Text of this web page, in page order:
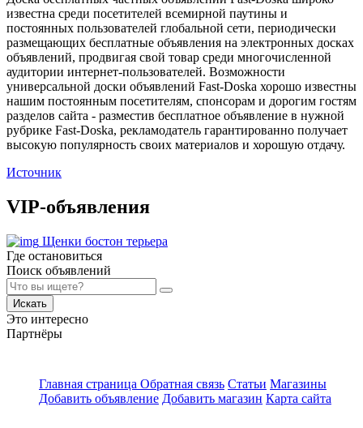
известна среди посетителей всемирной паутины и
постоянных пользователей глобальной сети, периодически
размещающих бесплатные объявления на электронных досках
объявлений, продвигая свой товар среди многочисленной
аудитории интернет-пользователей. Возможности
универсальной доски объявлений Fast-Doska хорошо известны
нашим постоянным посетителям, спонсорам и дорогим гостям
разделов сайта - разместив бесплатное объявление в нужной
рубрике Fast-Doska, рекламодатель гарантированно получает
высокую популярность своих материалов и хорошую отдачу.
Источник
VIP-объявления
Щенки бостон терьера
Где остановиться
Поиск объявлений
Искать
Это интересно
Партнёры
Главная страница Обратная связь Статьи Магазины
Добавить объявление Добавить магазин Карта сайта